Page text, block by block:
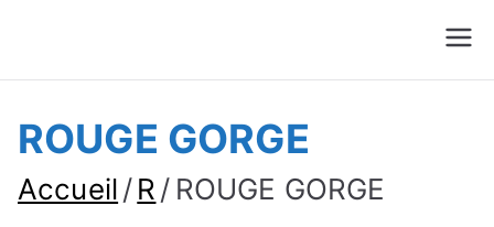
Suivre Colis - Suivre
Commande
ROUGE GORGE
Accueil R ROUGE GORGE